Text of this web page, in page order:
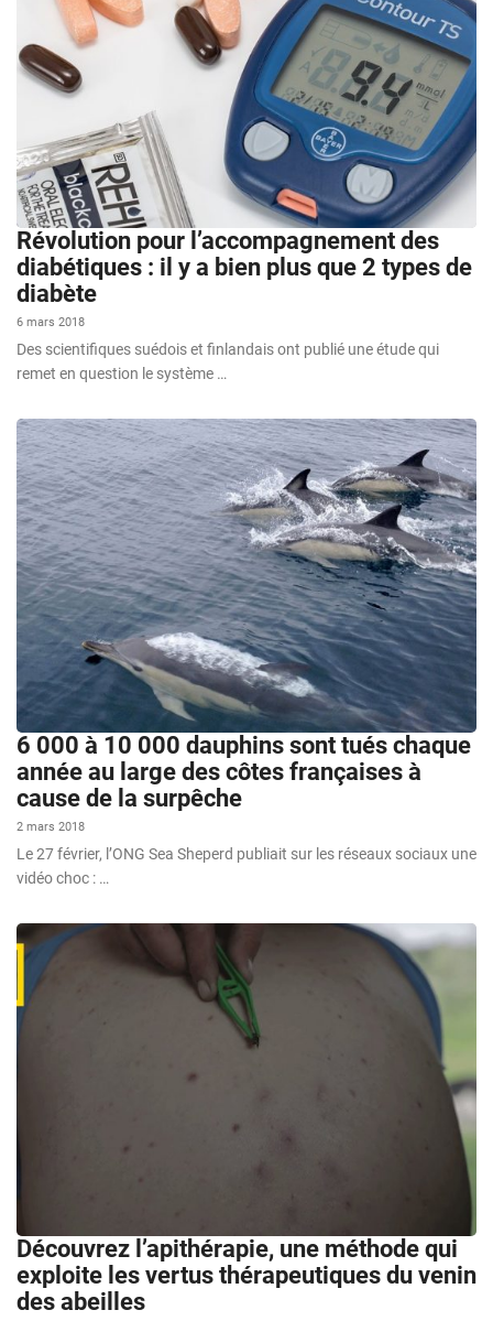
Révolution pour l’accompagnement des
diabétiques : il y a bien plus que 2 types de
diabète
6 mars 2018
Des scientifiques suédois et finlandais ont publié une étude qui
remet en question le système …
6 000 à 10 000 dauphins sont tués chaque
année au large des côtes françaises à
cause de la surpêche
2 mars 2018
Le 27 février, l’ONG Sea Sheperd publiait sur les réseaux sociaux une
vidéo choc : …
Découvrez l’apithérapie, une méthode qui
exploite les vertus thérapeutiques du venin
des abeilles